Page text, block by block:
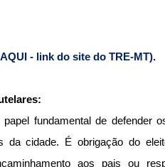
AQUI - link do site do TRE-MT).
fundamental de defender
da cidade. É obrigação do
aos pais ou